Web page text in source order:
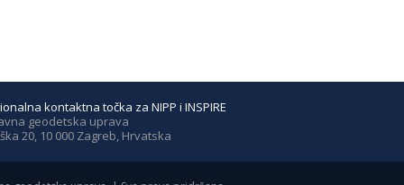
kontaktna točka za NIPP i INSPIRE
geodetska uprava
20, 10 000 Zagreb, Hrvatska